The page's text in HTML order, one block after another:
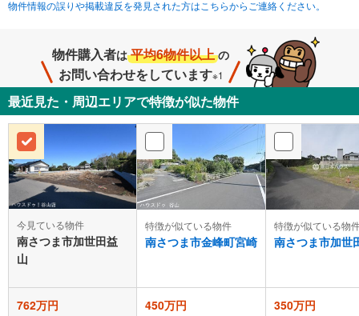
物件情報の誤りや掲載違反を発見された方はこちらからご連絡ください。
物件購入者は 平均6物件以上 の
お問い合わせをしています※1
最近見た・周辺エリアで特徴が似た物件
今見ている物件
南さつま市加世田益
山
特徴が似ている物件
南さつま市金峰町宮崎
特徴が似ている物
南さつま市加世
762万円 450万円 350万円